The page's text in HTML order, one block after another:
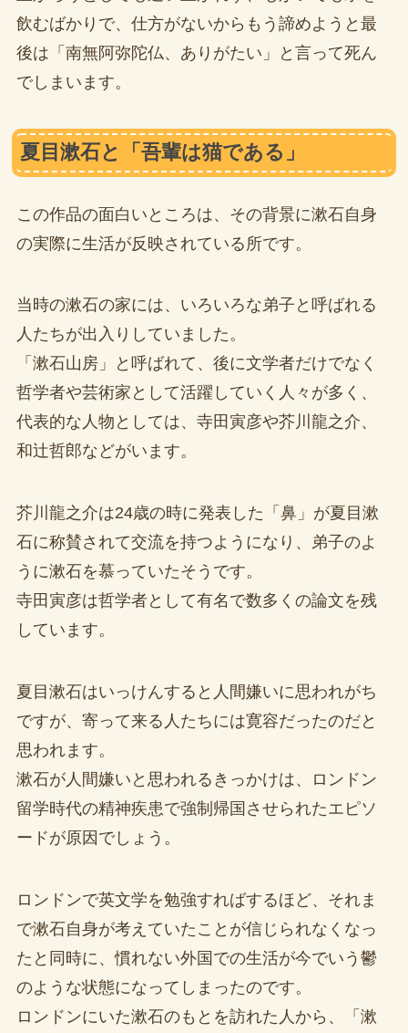
飲むばかりで、仕方がないからもう諦めようと最
後は「南無阿弥陀仏、ありがたい」と言って死ん
でしまいます。
夏目漱石と「吾輩は猫である」
この作品の面白いところは、その背景に漱石自身
の実際に生活が反映されている所です。
当時の漱石の家には、いろいろな弟子と呼ばれる
人たちが出入りしていました。
「漱石山房」と呼ばれて、後に文学者だけでなく
哲学者や芸術家として活躍していく人々が多く、
代表的な人物としては、寺田寅彦や芥川龍之介、
和辻哲郎などがいます。
芥川龍之介は24歳の時に発表した「鼻」が夏目漱
石に称賛されて交流を持つようになり、弟子のよ
うに漱石を慕っていたそうです。
寺田寅彦は哲学者として有名で数多くの論文を残
しています。
夏目漱石はいっけんすると人間嫌いに思われがち
ですが、寄って来る人たちには寛容だったのだと
思われます。
漱石が人間嫌いと思われるきっかけは、ロンドン
留学時代の精神疾患で強制帰国させられたエピソ
ードが原因でしょう。
ロンドンで英文学を勉強すればするほど、それま
で漱石自身が考えていたことが信じられなくなっ
たと同時に、慣れない外国での生活が今でいう鬱
のような状態になってしまったのです。
ロンドンにいた漱石のもとを訪れた人から、「漱